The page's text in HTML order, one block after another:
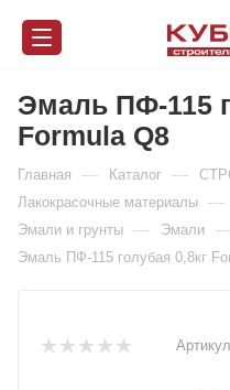
Эмаль ПФ-115
Formula Q8
Главная — Каталог —
Лакокрасочные материалы —
Эмали и грунты — Эмали —
Эмаль ПФ-115 голубая 0,8кг